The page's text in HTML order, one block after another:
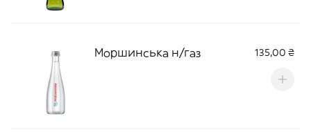
Моршинська н/газ 135,00 ₴